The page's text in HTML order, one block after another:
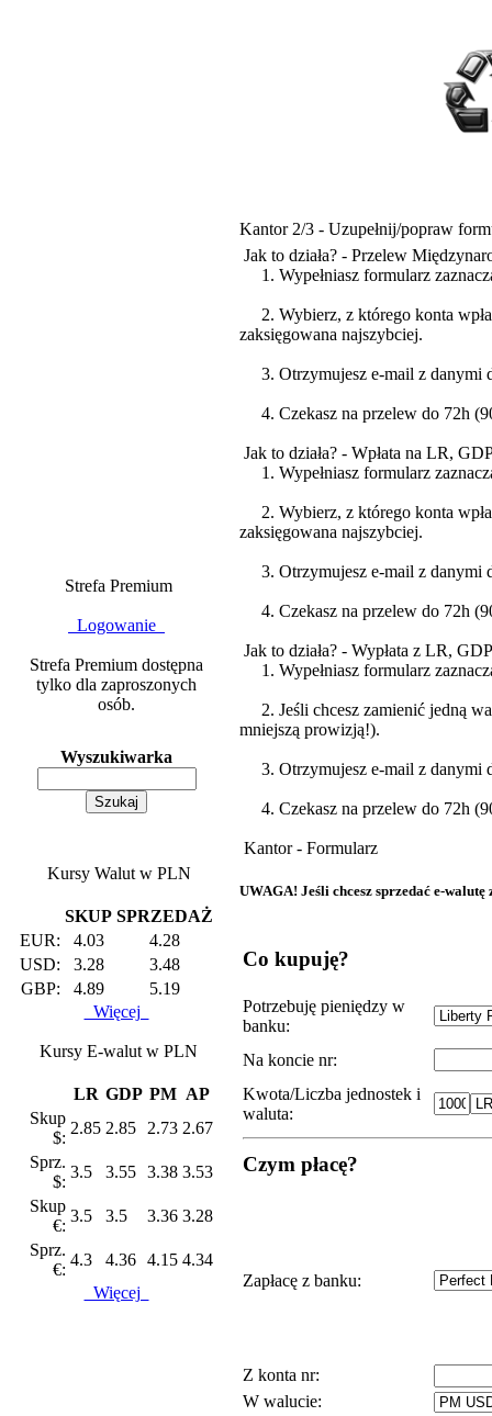
Strefa Premium
Logowanie
Strefa Premium dostępna
tylko dla zaproszonych
osób.
Wyszukiwarka
Kursy Walut w PLN
SKUP SPRZEDAŻ
EUR:
4.03
4.28
USD:
3.28
3.48
GBP:
4.89
5.19
Więcej
Kursy E-walut w PLN
LR GDP PM AP
Skup
$:
2.85 2.85 2.73 2.67
Sprz.
$:
3.5 3.55 3.38 3.53
Skup
€:
3.5 3.5 3.36 3.28
Sprz.
€:
4.3 4.36 4.15 4.34
Więcej
Kantor 2/3 - Uzupełnij/popraw
Jak to działa? - Przelew
1. Wypełniasz formularz
2. Wybierz, z którego konta
zaksięgowana najszybciej.
3. Otrzymujesz e-mail z danymi
4. Czekasz na przelew do 72h
Jak to działa? - Wpłata na LR,
1. Wypełniasz formularz
2. Wybierz, z którego konta
zaksięgowana najszybciej.
3. Otrzymujesz e-mail z danymi
4. Czekasz na przelew do 72h
Jak to działa? - Wypłata z LR,
1. Wypełniasz formularz
2. Jeśli chcesz zamienić jedną
mniejszą prowizją!).
3. Otrzymujesz e-mail z danymi
4. Czekasz na przelew do 72h
Kantor - Formularz
UWAGA! Jeśli chcesz sprzedać e-
Co kupuję?
Potrzebuję pieniędzy w
banku:
Na koncie nr:
Kwota/Liczba jednostek i
waluta:
Czym płacę?
Zapłacę z banku:
Z konta nr:
W walucie: